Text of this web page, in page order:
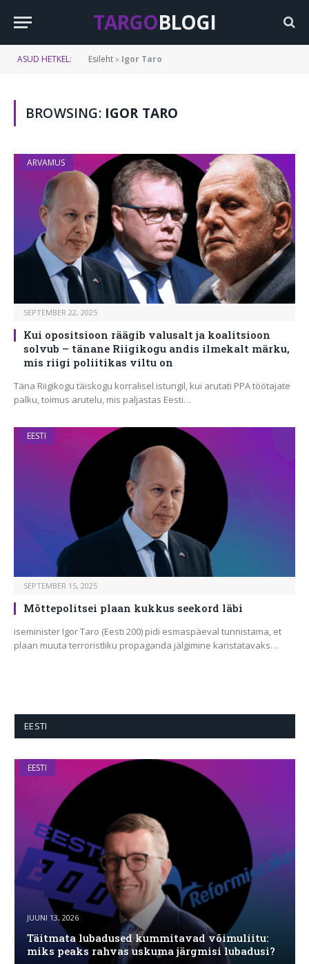
TARGOBLOGI
ASUD HETKEL: Esileht» Igor Taro
BROWSING: IGOR TARO
ARVAMUS
SEPTEMBER 22, 2025
Kui opositsioon räägib valusalt ja koalitsioon
solvub – tänane Riigikogu andis ilmekalt märku,
mis riigi poliitikas viltu on
Täna Riigikogu täiskogu korralisel istungil, kui arutati PPA töötajate
palku, toimus arutelu, mis paljastas Eesti…
EESTI
SEPTEMBER 15, 2025
Mõttepolitsei plaan kukkus seekord läbi
iseminister Igor Taro (Eesti 200) pidi esmaspäeval tunnistama, et
plaan muuta terroristliku propaganda jälgimine karistatavaks…
EESTI
EESTI
JUUNI 13, 2026
Täitmata lubadused kummitavad võimuliitu:
miks peaks rahvas uskuma järgmisi lubadusi?